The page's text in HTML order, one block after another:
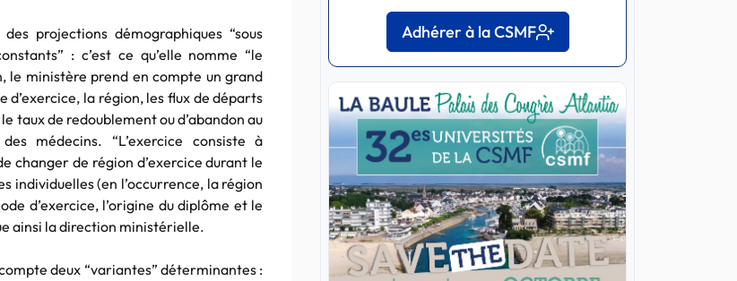
projections démographiques “sous
: c’est ce qu’elle nomme “le
le ministère prend en compte un grand
d’exercice, la région, les flux de départs
taux de redoublement ou d’abandon au
médecins. “L’exercice consiste à
changer de région d’exercice durant le
individuelles (en l’occurrence, la région
d’exercice, l’origine du diplôme et le
ainsi la direction ministérielle.
deux “variantes” déterminantes :
Adhérer à la CSMF